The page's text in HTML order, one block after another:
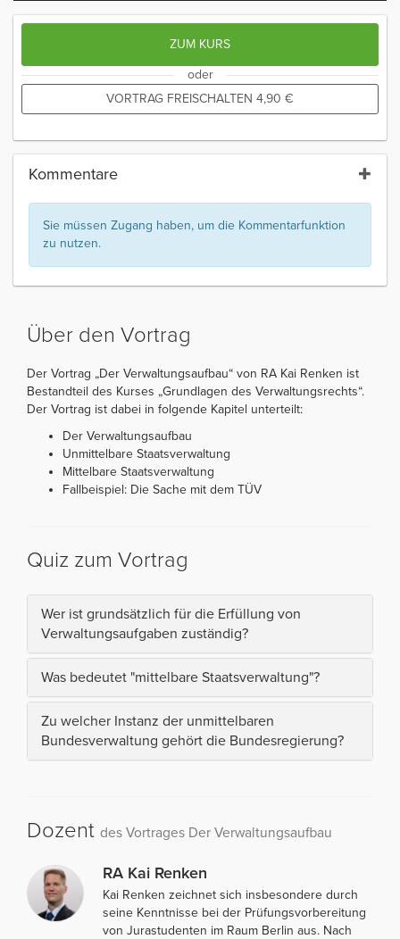
ZUM KURS
oder
VORTRAG FREISCHALTEN 4,90 €
Kommentare
Sie müssen Zugang haben, um die Kommentarfunktion
zu nutzen.
Über den Vortrag
Der Vortrag „Der Verwaltungsaufbau“ von RA Kai Renken ist
Bestandteil des Kurses „Grundlagen des Verwaltungsrechts“.
Der Vortrag ist dabei in folgende Kapitel unterteilt:
Der Verwaltungsaufbau
Unmittelbare Staatsverwaltung
Mittelbare Staatsverwaltung
Fallbeispiel: Die Sache mit dem TÜV
Quiz zum Vortrag
Wer ist grundsätzlich für die Erfüllung von
Verwaltungsaufgaben zuständig?
Was bedeutet "mittelbare Staatsverwaltung"?
Zu welcher Instanz der unmittelbaren
Bundesverwaltung gehört die Bundesregierung?
Dozent des Vortrages Der Verwaltungsaufbau
RA Kai Renken
Kai Renken zeichnet sich insbesondere durch
seine Kenntnisse bei der Prüfungsvorbereitung
von Jurastudenten im Raum Berlin aus. Nach